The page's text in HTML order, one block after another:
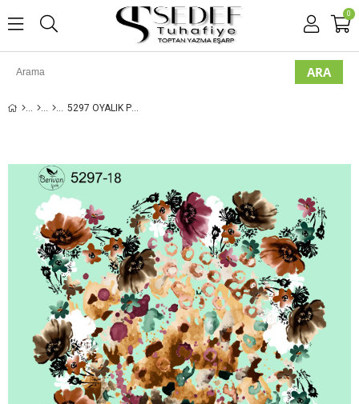
0
5297 OYALIK POLESTER YAZMA